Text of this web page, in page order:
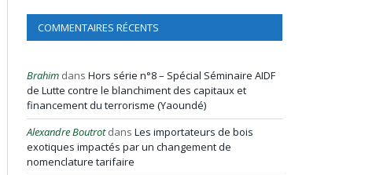
COMMENTAIRES RÉCENTS
Brahim dans Hors série n°8 – Spécial Séminaire AIDF
de Lutte contre le blanchiment des capitaux et
financement du terrorisme (Yaoundé)
Alexandre Boutrotdans Les importateurs de bois
exotiques impactés par un changement de
nomenclature tarifaire